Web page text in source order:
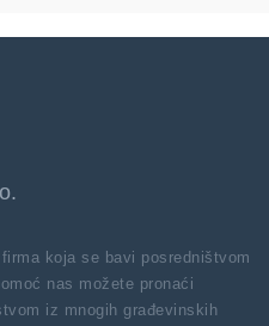
koja se bavi posredništvom
nas možete pronaći
iz mnogih građevinskih